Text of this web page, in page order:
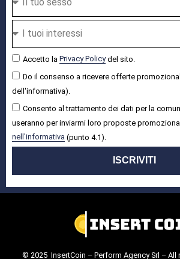
Accetto la Privacy Policydel sito.
Do il consenso a ricevere offerte
dell'informativa).
Consento al trattamento dei dati per la
useranno per inviarmi loro proposte
nell'informativa (punto 4.1).
ISCRIVITI
© 2025 InsertCoin – Perform Agency Srl – All